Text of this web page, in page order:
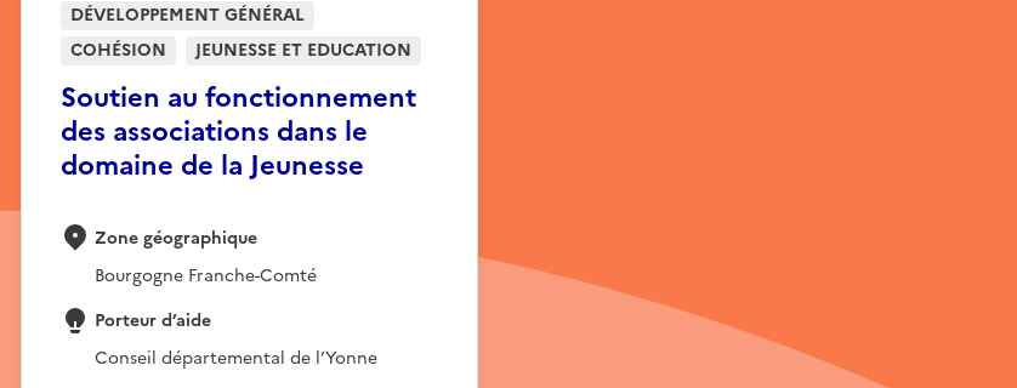
Soutien au fonctionnement
des associations dans le
domaine de la Jeunesse
DÉVELOPPEMENT GÉNÉRAL
COHÉSION
JEUNESSE ET EDUCATION
Zone géographique
Bourgogne Franche-Comté
Porteur d’aide
Conseil départemental de l’Yonne